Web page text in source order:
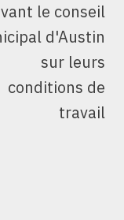
le conseil
d'Austin
sur leurs
conditions de
travail